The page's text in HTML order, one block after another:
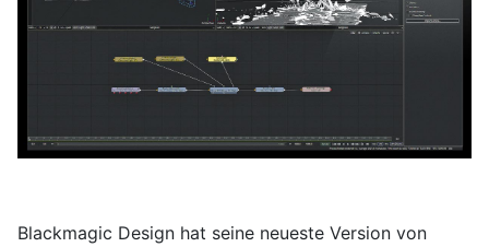
Blackmagic Design hat seine neueste Version von